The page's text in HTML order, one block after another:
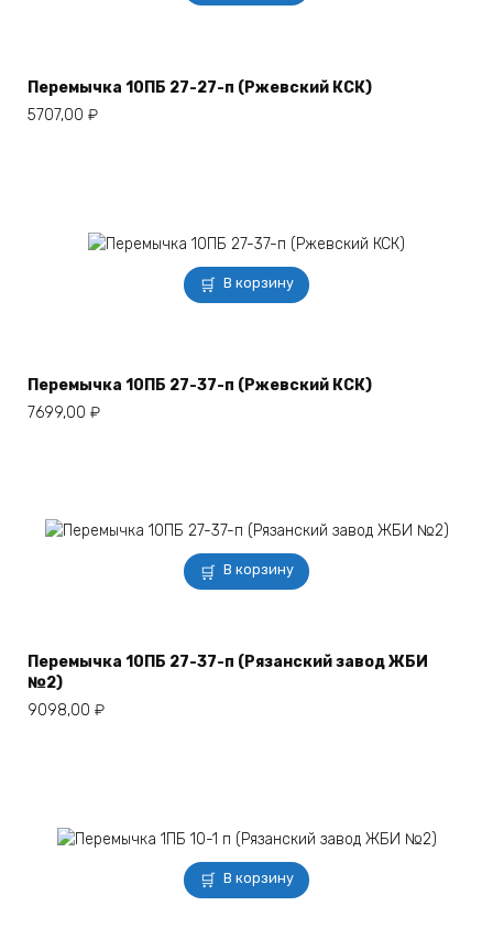
Перемычка 10ПБ 27-27-п (Ржевский КСК)
5707,00 ₽
В корзину
Перемычка 10ПБ 27-37-п (Ржевский КСК)
7699,00 ₽
В корзину
Перемычка 10ПБ 27-37-п (Рязанский завод ЖБИ
№2)
9098,00 ₽
В корзину